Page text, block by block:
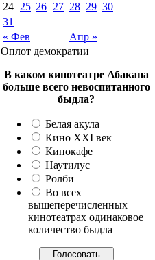
« Фев Апр »
24 25 26 27 28 29 30
31
Оплот демократии
В каком кинотеатре Абакана
больше всего невоспитанного
быдла?
Белая акула
Кино XXI век
Кинокафе
Наутилус
Ролби
Во всех
вышеперечисленных
кинотеатрах одинаковое
количество быдла